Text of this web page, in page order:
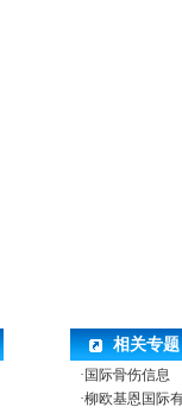
相关专题
·国际骨伤信息
·柳欧基恩国际